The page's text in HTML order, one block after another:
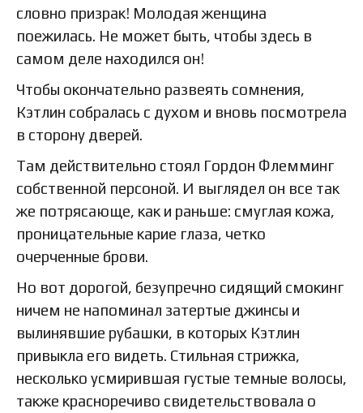
словно призрак! Молодая женщина
поежилась. Не может быть, чтобы здесь в
самом деле находился он!
Чтобы окончательно развеять сомнения,
Кэтлин собралась с духом и вновь посмотрела
в сторону дверей.
Там действительно стоял Гордон Флемминг
собственной персоной. И выглядел он все так
же потрясающе, как и раньше: смуглая кожа,
проницательные карие глаза, четко
очерченные брови.
Но вот дорогой, безупречно сидящий смокинг
ничем не напоминал затертые джинсы и
вылинявшие рубашки, в которых Кэтлин
привыкла его видеть. Стильная стрижка,
несколько усмирившая густые темные волосы,
также красноречиво свидетельствовала о